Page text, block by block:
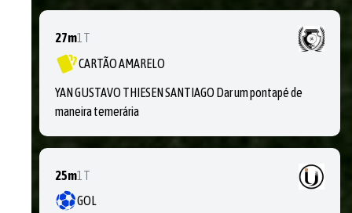
27m1T
CARTÃO AMARELO
YAN GUSTAVO THIESEN SANTIAGO Dar um pontapé de
maneira temerária
25m1T
GOL